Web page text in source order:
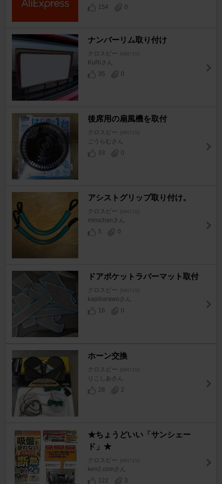
154
0
ナンバーリム取り付け
クロスビー [MN71S]
KuRiさん
35
0
後席用の扇風機を取付
クロスビー [MN71S]
ごうらむさん
33
0
アシストグリップ取り付け。
クロスビー [MN71S]
miruchanさん
5
0
ドアポケットラバーマット取付
クロスビー [MN71S]
kapibarawoさん
16
0
ホーン交換
クロスビー [MN71S]
りこしあさん
28
2
★ちょうどいい「サンシェー
ド」★
クロスビー [MN71S]
ken2.comさん
122
3